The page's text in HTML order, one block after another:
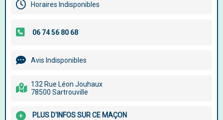
Horaires Indisponibles
Avis Indisponibles
132 Rue Léon Jouhaux
78500 Sartrouville
PLUS D'INFOS SUR CE MAÇON